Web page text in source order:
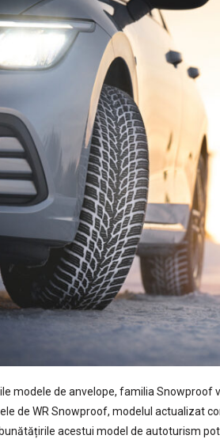
modele de anvelope, familia Snowproof
de WR Snowproof, modelul actualizat
acestui model de autoturism